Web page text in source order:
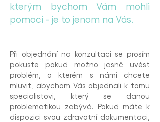
kterým bychom Vám mohli
pomoci - je to jenom na Vás.
Při objednání na konzultaci se prosím
pokuste pokud možno jasně uvést
problém, o kterém s námi chcete
mluvit, abychom Vás objednali k tomu
specialistovi, který se danou
problematikou zabývá. Pokud máte k
dispozici svou zdravotní dokumentaci,